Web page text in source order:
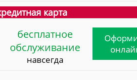
карта
бесплатное
обслуживание
навсегда